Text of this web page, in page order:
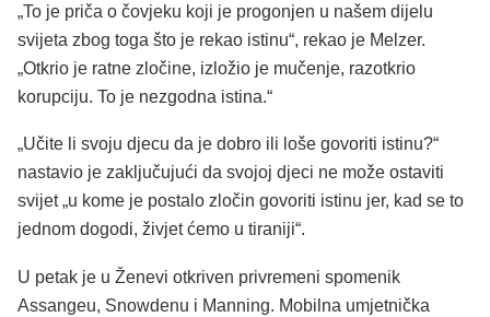
„To je priča o čovjeku koji je progonjen u našem dijelu
svijeta zbog toga što je rekao istinu“, rekao je Melzer.
„Otkrio je ratne zločine, izložio je mučenje, razotkrio
korupciju. To je nezgodna istina.“
„Učite li svoju djecu da je dobro ili loše govoriti istinu?“
nastavio je zaključujući da svojoj djeci ne može ostaviti
svijet „u kome je postalo zločin govoriti istinu jer, kad se to
jednom dogodi, živjet ćemo u tiraniji“.
U petak je u Ženevi otkriven privremeni spomenik
Assangeu, Snowdenu i Manning. Mobilna umjetnička